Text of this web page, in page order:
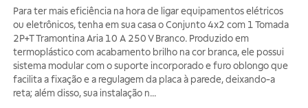
Para ter mais eficiência na hora de ligar equipamentos elétricos
ou eletrônicos, tenha em sua casa o Conjunto 4x2 com 1 Tomada
2P+T Tramontina Aria 10 A 250 V Branco. Produzido em
termoplástico com acabamento brilho na cor branca, ele possui
sistema modular com o suporte incorporado e furo oblongo que
facilita a fixação e a regulagem da placa à parede, deixando-a
reta; além disso, sua instalação n...